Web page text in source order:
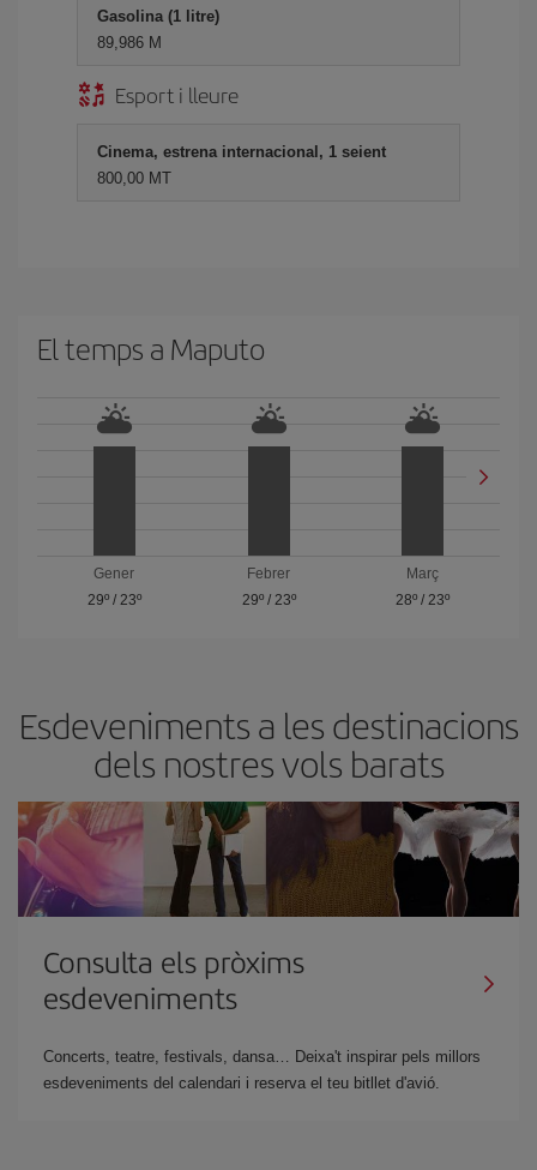
Gasolina (1 litre)
89,986 M
Esport i lleure
Cinema, estrena internacional, 1 seient
800,00 MT
El temps a Maputo
Gener
29º/ 23º
Febrer
29º/ 23º
Març
28º / 23º
Esdeveniments a les destinacions
dels nostres vols barats
Consulta els pròxims
esdeveniments
Concerts, teatre, festivals, dansa… Deixa't inspirar pels millors
esdeveniments del calendari i reserva el teu bitllet d'avió.